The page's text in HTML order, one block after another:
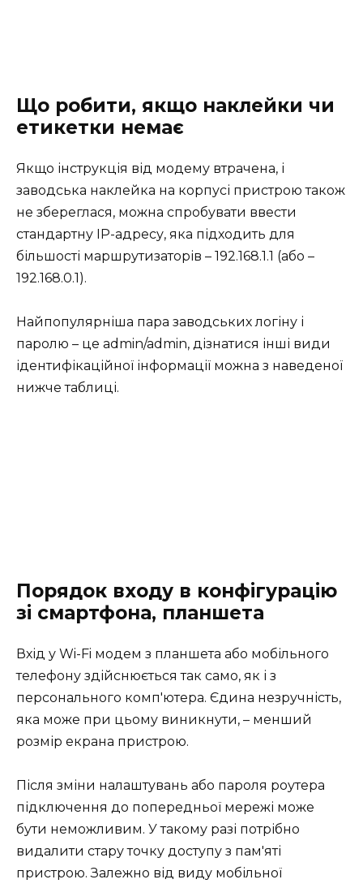
Що робити, якщо наклейки чи
етикетки немає
Якщо інструкція від модему втрачена, і
заводська наклейка на корпусі пристрою також
не збереглася, можна спробувати ввести
стандартну IP-адресу, яка підходить для
більшості маршрутизаторів – 192.168.1.1 (або –
192.168.0.1).
Найпопулярніша пара заводських логіну і
паролю – це admin/admin, дізнатися інші види
ідентифікаційної інформації можна з наведеної
нижче таблиці.
Порядок входу в конфігурацію
зі смартфона, планшета
Вхід у Wi-Fi модем з планшета або мобільного
телефону здійснюється так само, як і з
персонального комп'ютера. Єдина незручність,
яка може при цьому виникнути, – менший
розмір екрана пристрою.
Після зміни налаштувань або пароля роутера
підключення до попередньої мережі може
бути неможливим. У такому разі потрібно
видалити стару точку доступу з пам'яті
пристрою. Залежно від виду мобільної